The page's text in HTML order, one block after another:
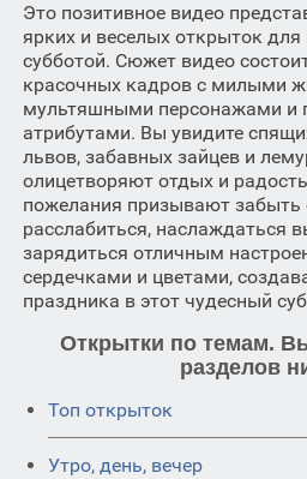
Это позитивное видео
ярких и веселых открыток для
субботой. Сюжет видео
красочных кадров с милыми
мультяшными персонажами и
атрибутами. Вы увидите
львов, забавных зайцев и
олицетворяют отдых и
пожелания призывают забыть
расслабиться, наслаждаться
зарядиться отличным
сердечками и цветами,
праздника в этот чудесный
Открытки по темам.
разделов
Топ открыток
Утро, день, вечер